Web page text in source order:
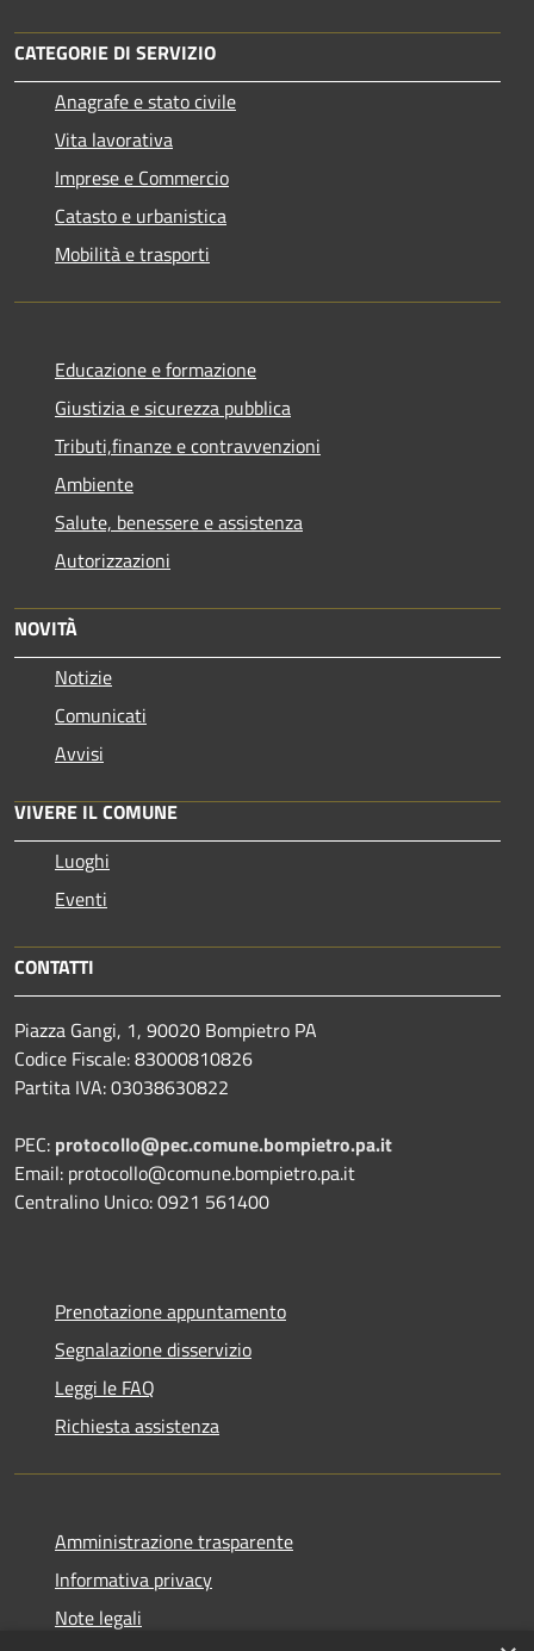
CATEGORIE DI SERVIZIO
Anagrafe e stato civile
Vita lavorativa
Imprese e Commercio
Catasto e urbanistica
Mobilità e trasporti
Educazione e formazione
Giustizia e sicurezza pubblica
Tributi,finanze e contravvenzioni
Ambiente
Salute, benessere e assistenza
Autorizzazioni
NOVITÀ
Notizie
Comunicati
Avvisi
VIVERE IL COMUNE
Luoghi
Eventi
CONTATTI
Piazza Gangi, 1, 90020 Bompietro PA
Codice Fiscale: 83000810826
Partita IVA: 03038630822
PEC: protocollo@pec.comune.bompietro.pa.it
Email: protocollo@comune.bompietro.pa.it
Centralino Unico: 0921 561400
Prenotazione appuntamento
Segnalazione disservizio
Leggi le FAQ
Richiesta assistenza
Amministrazione trasparente
Informativa privacy
Note legali